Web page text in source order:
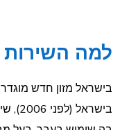
למה
בישראל מזון חדש